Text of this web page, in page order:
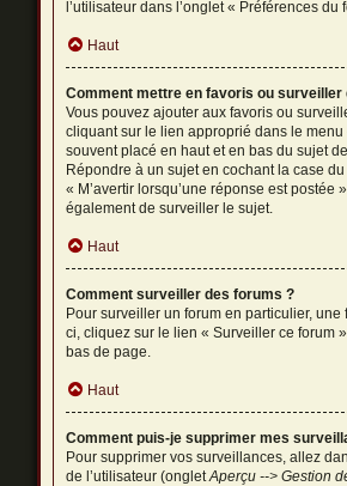
l’utilisateur dans l’onglet « Préférences du
Haut
Comment mettre en favoris ou surveiller
Vous pouvez ajouter aux favoris ou
cliquant sur le lien approprié dans le menu
souvent placé en haut et en bas du sujet
Répondre à un sujet en cochant la case
« M’avertir lorsqu’une réponse est postée
également de surveiller le sujet.
Haut
Comment surveiller des forums ?
Pour surveiller un forum en particulier, une
ci, cliquez sur le lien « Surveiller ce forum
bas de page.
Haut
Comment puis-je supprimer mes
Pour supprimer vos surveillances, allez
de l’utilisateur (ongletAperçu --> Gestion